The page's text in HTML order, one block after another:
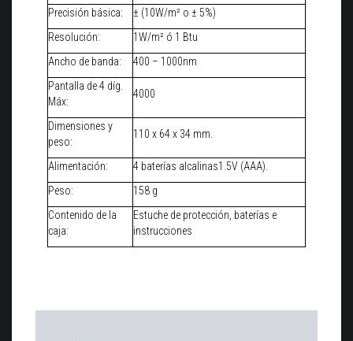
Precisión básica:
± (10W/m² o ± 5%)
Resolución:
1W/m² ó 1 Btu
Ancho de banda:
400 – 1000nm
Pantalla de 4 díg.
Máx:
4000
Dimensiones y
peso:
110 x 64 x 34 mm.
Alimentación:
4 baterías alcalinas1.5V (AAA).
Peso:
158 g
Contenido de la
caja:
Estuche de protección, baterías e
instrucciones